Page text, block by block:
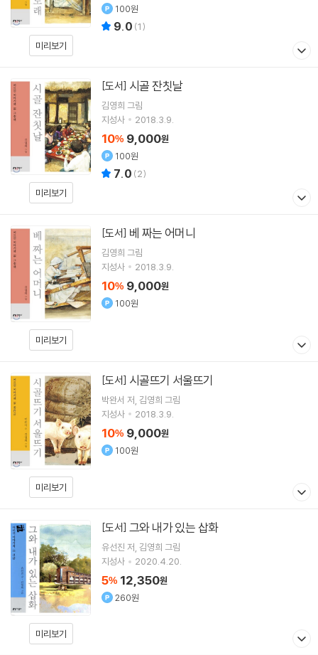
미리보기
100원
9.0 (1)
미리보기
[도서] 시골 잔칫날
김영희 그림
지성사
2018.3.9.
10% 9,000원
100원
7.0 (2)
미리보기
[도서] 베 짜는 어머니
김영희 그림
지성사
2018.3.9.
10% 9,000원
100원
미리보기
[도서] 시골뜨기 서울뜨기
박완서 저 김영희 그림
지성사
2018.3.9.
10% 9,000원
100원
미리보기
[도서] 그와 내가 있는 삽화
유선진 저 김영희 그림
지성사
2020.4.20.
5% 12,350원
260원